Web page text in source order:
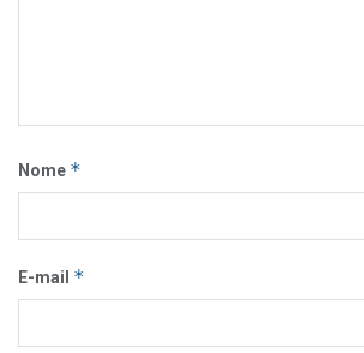
Nome *
E-mail *